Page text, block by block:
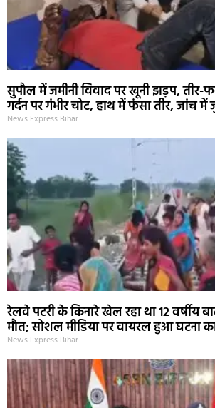
सुपौल में जमीनी विवाद पर खूनी झड़प,
गर्दन पर गंभीर चोट, हाथ में फंसा तीर, जांच
News Express Bihar
रेलवे पटरी के किनारे खेल रहा था 12
मौत; सोशल मीडिया पर वायरल हुआ घटना
News Express Bihar